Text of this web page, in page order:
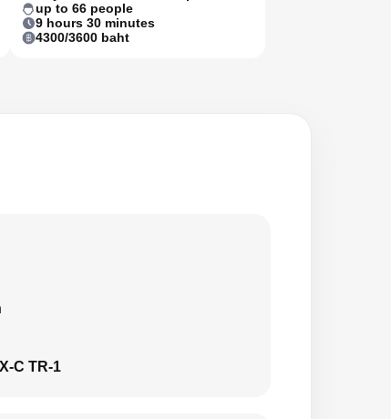
up to 66 people
9 hours 30 minutes
4300/3600 baht
C TR-1